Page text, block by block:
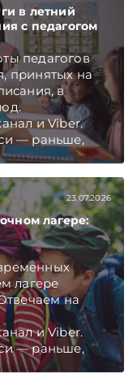
в летний
с педагогом
педагогов
принятых на
в
и Viber.
— раньше,
23.07.2026
лагере:
лагере
на
и Viber.
— раньше,